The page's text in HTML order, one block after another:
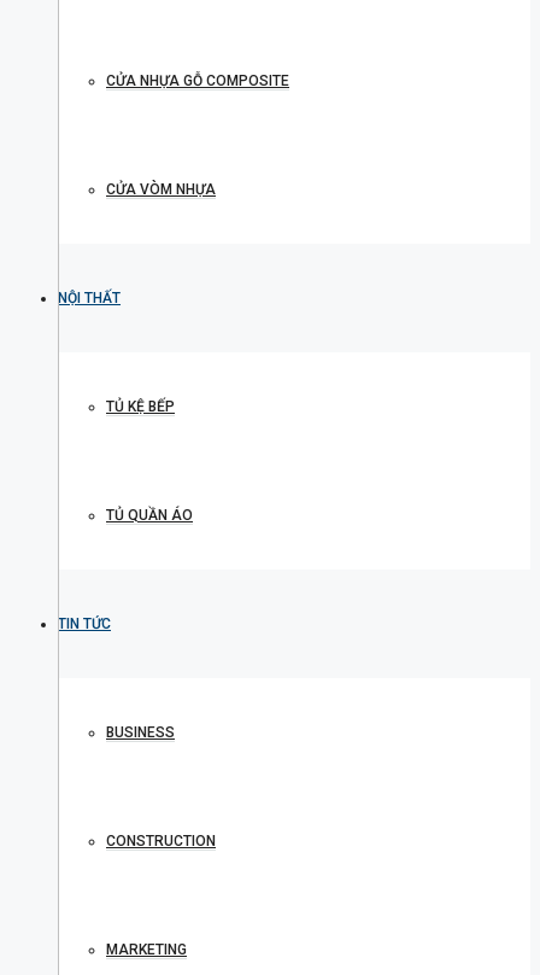
CỬA NHỰA GỖ COMPOSITE
CỬA VÒM NHỰA
NỘI THẤT
TỦ KỆ BẾP
TỦ QUẦN ÁO
TIN TỨC
BUSINESS
CONSTRUCTION
MARKETING